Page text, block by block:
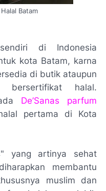
Batam
di Indonesia
kota Batam, karna
di butik ataupun
bersertifikat halal.
De’Sanas parfum
pertama di Kota
" yang artinya sehat
membantu
muslim dan